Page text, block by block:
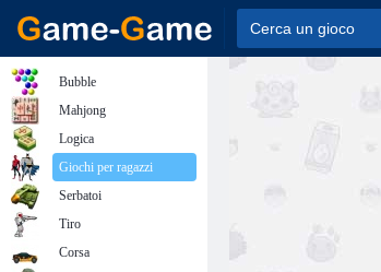
Bubble
Mahjong
Logica
Giochi per ragazzi
Serbatoi
Tiro
Corsa